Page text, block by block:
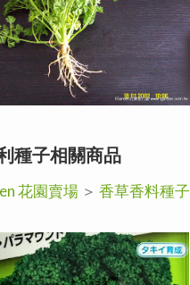
種子相關商品
花園賣場 ＞ 香草香料種子